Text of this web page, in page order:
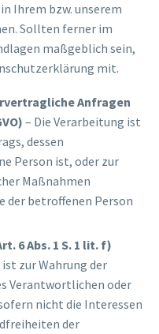
Ihrem bzw. unserem
Sollten ferner im
maßgeblich sein,
mit.
Anfragen
– Die Verarbeitung ist
dessen
Person ist, oder zur
Maßnahmen
der betroffenen Person
6 Abs. 1 S. 1 lit. f)
zur Wahrung der
Verantwortlichen oder
nicht die Interessen
der